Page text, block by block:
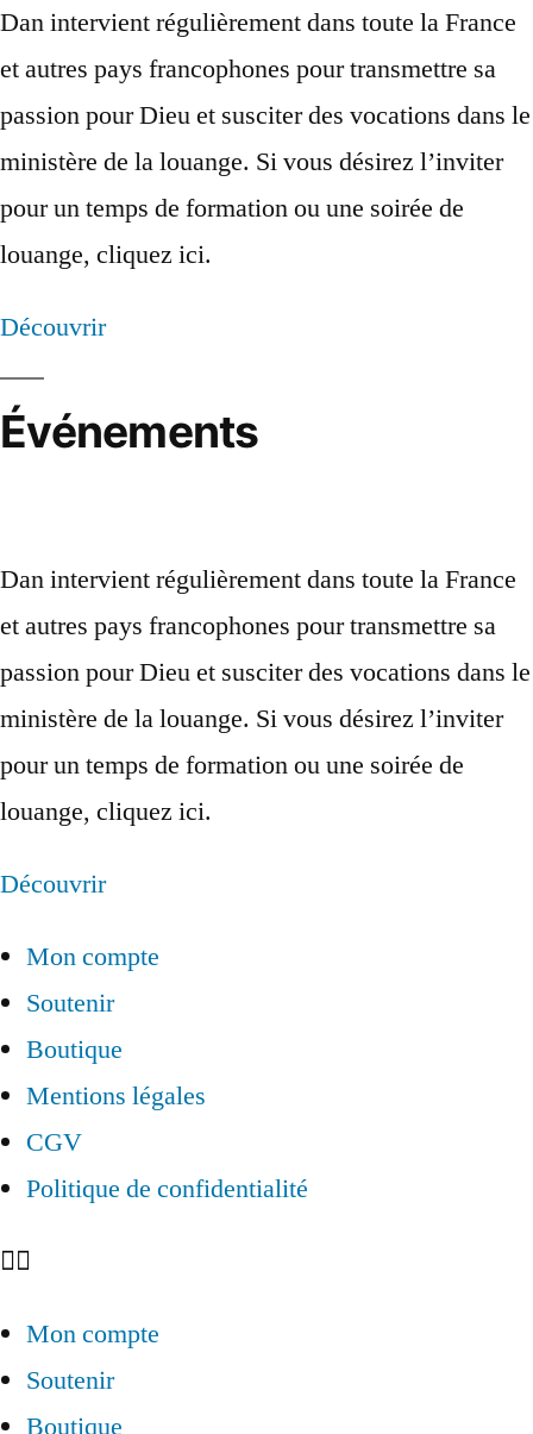
Dan intervient régulièrement dans toute la France
et autres pays francophones pour transmettre sa
passion pour Dieu et susciter des vocations dans le
ministère de la louange. Si vous désirez l’inviter
pour un temps de formation ou une soirée de
louange, cliquez ici.
Découvrir
Événements
Dan intervient régulièrement dans toute la France
et autres pays francophones pour transmettre sa
passion pour Dieu et susciter des vocations dans le
ministère de la louange. Si vous désirez l’inviter
pour un temps de formation ou une soirée de
louange, cliquez ici.
Découvrir
Mon compte
Soutenir
Boutique
Mentions légales
CGV
Politique de confidentialité
Mon compte
Soutenir
Boutique